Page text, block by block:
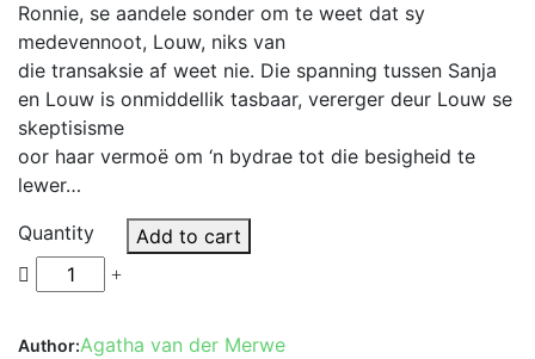
Ronnie, se aandele sonder om te weet dat sy
medevennoot, Louw, niks van
die transaksie af weet nie. Die spanning tussen Sanja
en Louw is onmiddellik tasbaar, vererger deur Louw se
skeptisisme
oor haar vermoë om ‘n bydrae tot die besigheid te
lewer…
Quantity
Add to cart
Author:Agatha van der Merwe